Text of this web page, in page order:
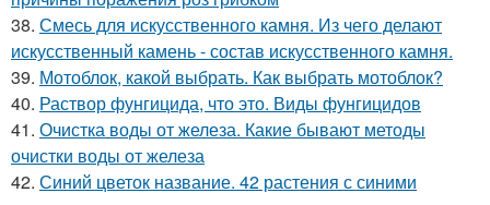
38. Смесь для искусственного камня. Из чего делают
искусственный камень - состав искусственного камня.
39. Мотоблок, какой выбрать. Как выбрать мотоблок?
40. Раствор фунгицида, что это. Виды фунгицидов
41. Очистка воды от железа. Какие бывают методы
очистки воды от железа
42. Синий цветок название. 42 растения с синими